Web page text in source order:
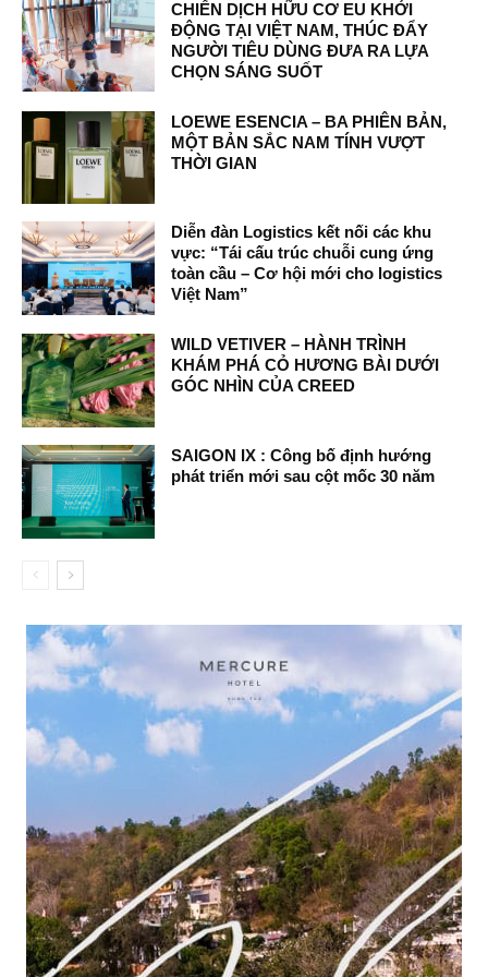
CHIẾN DỊCH HỮU CƠ EU KHỞI
ĐỘNG TẠI VIỆT NAM, THÚC ĐẨY
NGƯỜI TIÊU DÙNG ĐƯA RA LỰA
CHỌN SÁNG SUỐT
LOEWE ESENCIA – BA PHIÊN BẢN,
MỘT BẢN SẮC NAM TÍNH VƯỢT
THỜI GIAN
Diễn đàn Logistics kết nối các khu
vực: “Tái cấu trúc chuỗi cung ứng
toàn cầu – Cơ hội mới cho logistics
Việt Nam”
WILD VETIVER – HÀNH TRÌNH
KHÁM PHÁ CỎ HƯƠNG BÀI DƯỚI
GÓC NHÌN CỦA CREED
SAIGON IX : Công bố định hướng
phát triển mới sau cột mốc 30 năm